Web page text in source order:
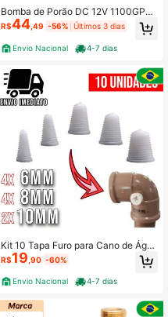
Bomba de Porão DC 12V 1100GPH
Bomba elétrica de para água doce
ou salgada, adequada para trailers,
campers, barcos, barcos de pesca,
pequenas piscinas e fontes
R$44,49 -56% Últimos 3 dias
Envio Nacional 4-7 dias
Kit 10 Tapa Furo para Cano de Águ
a Furado 3 Medidas com Rosca
R$19 ,90 -60%
Envio Nacional 4-7 dias